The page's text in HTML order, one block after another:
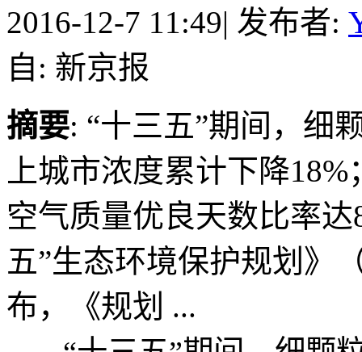
2016-12-7 11:49| 发布者:
自: 新京报
摘要: “十三五”期间，细
上城市浓度累计下降
空气质量优良天数比率
五”生态环境保护规划》
布，《规划 ...